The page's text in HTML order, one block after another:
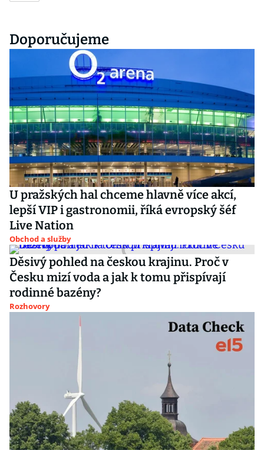
Doporučujeme
U pražských hal chceme hlavně více akcí,
lepší VIP i gastronomii, říká evropský šéf
Live Nation
Obchod a služby
Děsivý pohled na českou krajinu. Proč v
Česku mizí voda a jak k tomu přispívají
rodinné bazény?
Rozhovory